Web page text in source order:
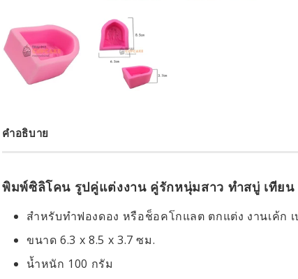
คำอธิบาย
พิมพ์ซิลิโคน รูปคู่แต่งงาน คู่รักหนุ่มสาว ทำสบู่ เทียน
สำหรับทำฟองดอง หรือช็อคโกแลต ตกแต่ง งานเค้ก เ
ขนาด 6.3 x 8.5 x 3.7 ซม.
น้ำหนัก 100 กรัม